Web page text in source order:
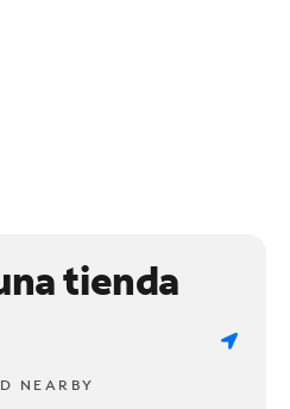
tienda
NEARBY